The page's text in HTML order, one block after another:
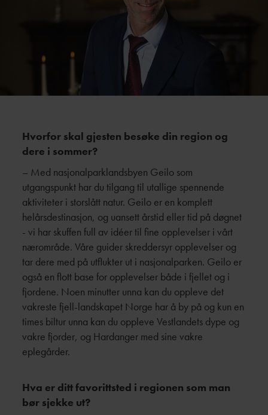
Hvorfor skal gjesten besøke din region og
dere i sommer?
– Med nasjonalparklandsbyen Geilo som
utgangspunkt har du tilgang til utallige spennende
aktiviteter i storslått natur. Geilo er en komplett
helårsdestinasjon, og uansett årstid eller tid på døgnet
- vi har skuffen full av idéer til fine opplevelser i vårt
nærområde. Våre guider skreddersyr opplevelser og
tar dere med på utflukter ut i nasjonalparken. Geilo er
også en flott base for opplevelser både i fjellet og i
fjordene. Noen minutter unna kan du oppleve det
vakreste fjell-landskapet Norge har å by på og kun en
times biltur unna kan du oppleve Vestlandets dype og
vakre fjorder, og Hardanger med sine vakre
eplegårder.
Hva er ditt favorittsted i regionen som man
bør sjekke ut?